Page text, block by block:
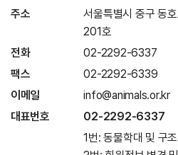
주소
서울특별시 중구 동
201호
전화
02-2292-6337
팩스
02-2292-6339
이메일
info@animals.or.kr
대표번호
02-2292-6337
1번: 동물학대 및 구조